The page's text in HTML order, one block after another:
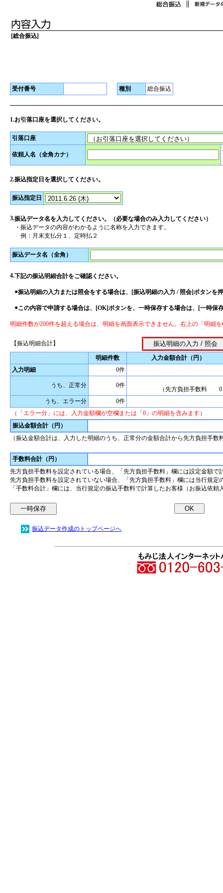
[総合振込]
受付番号 種別 総合振込
1.お引落口座を選択してください。
引落口座
依頼人名（全角カナ）
2.振込指定日を選択してください。
振込指定日
3.振込データ名を入力してください。（必要な場合のみ入力してください）
・ 振込データの内容がわかるように名称を入力できます。
例：月末支払分１、定時払２
振込データ名（全角）
4.下記の振込明細合計をご確認ください。
●振込明細の入力または照会をする場合は、[振込明細の入力 / 照会]ボタンを
●この内容で申請する場合は、[OK]ボタンを、一時保存する場合は、[一時保
明細件数が200件を超える場合は、明細を画面表示できません。右上の「明細
【振込明細合計】
明細件数
入力金額合計（円）
入力明細
0件
うち、正常分 0件
（先方負担手数料 0
うち、エラー分
0件
（「エラー分」には、入力金額欄が空欄または「0」の明細を含みます）
振込金額合計（円）
（振込金額合計は、入力した明細のうち、正常分の金額合計から先方負担手
手数料合計（円）
先方負担手数料を設定されている場合、「先方負担手数料」欄には設定金額で
先方負担手数料を設定されていない場合、「先方負担手数料」欄には当行規
「手数料合計」欄には、当行規定の振込手数料で計算したお客様（お振込依
振込データ作成のトップページへ